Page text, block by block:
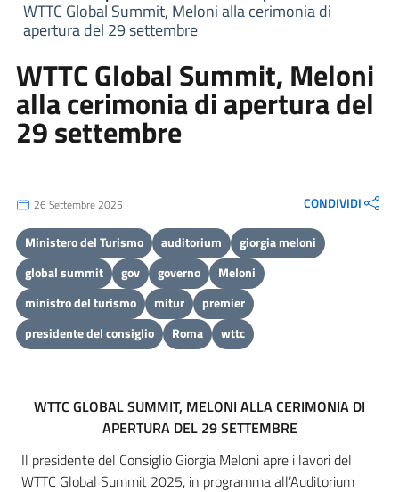
WTTC Global Summit, Meloni alla cerimonia di
apertura del 29 settembre
WTTC Global Summit, Meloni
alla cerimonia di apertura del
29 settembre
26 Settembre 2025 CONDIVIDI
Ministero del Turismo auditorium
giorgia meloni
global summit
gov governo
Meloni
ministro del turismo
mitur
premier
presidente del consiglio
Roma wttc
WTTC GLOBAL SUMMIT, MELONI ALLA CERIMONIA DI
APERTURA DEL 29 SETTEMBRE
Il presidente del Consiglio Giorgia Meloni apre i lavori del
WTTC Global Summit 2025, in programma all’Auditorium